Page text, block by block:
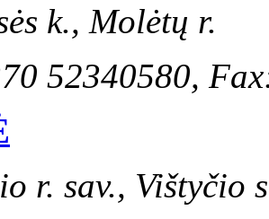
k., Molėtų r.
52340580,
r. sav., Vištyčio